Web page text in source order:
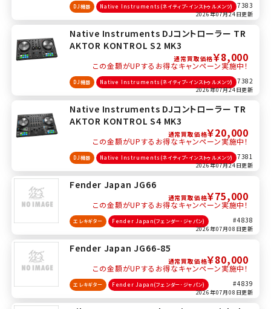
#7383
DJ機器 Native Instruments(ネイティブ・インストゥルメンツ)
2026年07月24日更新
Native Instruments DJコントローラー TR
AKTOR KONTROL S2 MK3
#7382
通常買取価格￥8,000
この金額がUPするお得なキャンペーン実施中！
DJ機器 Native Instruments(ネイティブ・インストゥルメンツ)
2026年07月24日更新
Native Instruments DJコントローラー TR
AKTOR KONTROL S4 MK3
#7381
通常買取価格￥20,000
この金額がUPするお得なキャンペーン実施中！
DJ機器 Native Instruments(ネイティブ・インストゥルメンツ)
2026年07月24日更新
Fender Japan JG66
#4838
通常買取価格￥75,000
この金額がUPするお得なキャンペーン実施中！
エレキギター Fender Japan(フェンダー･ジャパン)
2026年07月08日更新
Fender Japan JG66-85
#4839
通常買取価格￥80,000
この金額がUPするお得なキャンペーン実施中！
エレキギター Fender Japan(フェンダー･ジャパン)
2026年07月08日更新